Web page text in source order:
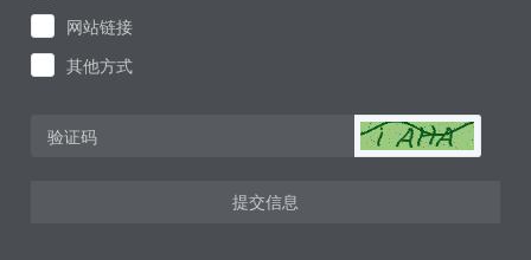
网站链接
其他方式
提交信息